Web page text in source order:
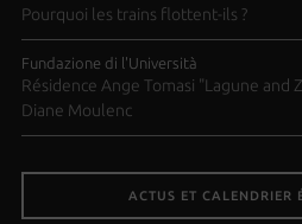
Pourquoi les trains flottent-ils ?
Fundazione di l'Università
Résidence Ange Tomasi "Lagune and
Diane Moulenc
ACTUS ET CALENDRIER